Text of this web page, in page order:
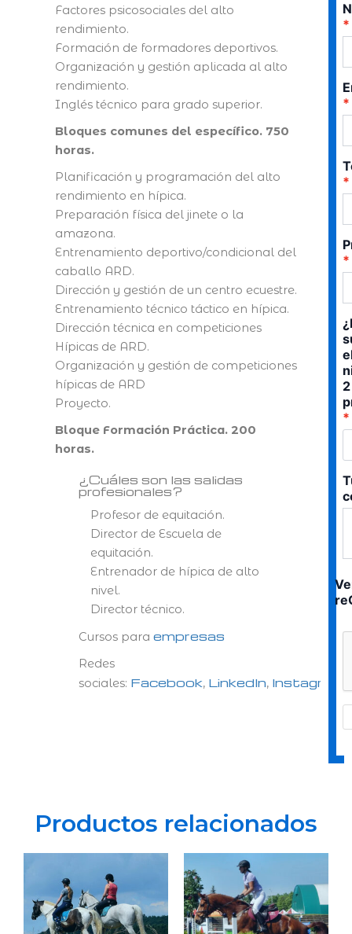
Factores psicosociales del alto
rendimiento.
Formación de formadores deportivos.
Organización y gestión aplicada al alto
rendimiento.
Inglés técnico para grado superior.
Bloques comunes del específico. 750
horas.
Planificación y programación del alto
rendimiento en hípica.
Preparación física del jinete o la
amazona.
Entrenamiento deportivo/condicional del
caballo ARD.
Dirección y gestión de un centro ecuestre.
Entrenamiento técnico táctico en hípica.
Dirección técnica en competiciones
Hípicas de ARD.
Organización y gestión de competiciones
hípicas de ARD
Proyecto.
Bloque Formación Práctica. 200
horas.
¿Cuáles son las salidas
profesionales?
Profesor de equitación.
Director de Escuela de
equitación.
Entrenador de hípica de alto
nivel.
Director técnico.
Cursos para empresas
Redes
sociales: Facebook, LinkedIn, Instagram
2
Productos relacionados